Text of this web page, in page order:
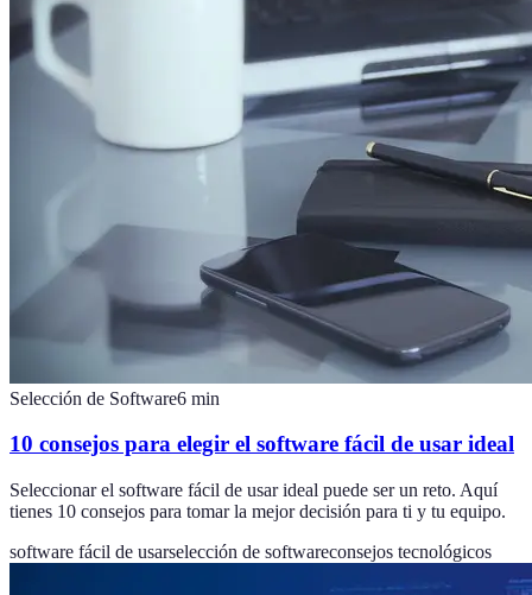
Selección de Software6 min
10 consejos para elegir el software fácil de usar ideal
Seleccionar el software fácil de usar ideal puede ser un reto. Aquí
tienes 10 consejos para tomar la mejor decisión para ti y tu equipo.
software fácil de usarselección de softwareconsejos tecnológicos